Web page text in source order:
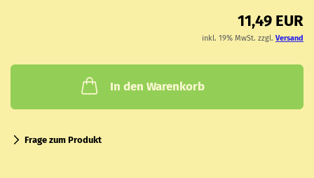
11,49 EUR
inkl. 19% MwSt. zzgl. Versand
In den Warenkorb
Frage zum Produkt